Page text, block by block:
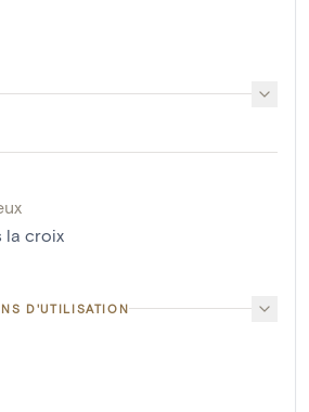
la croix
D'UTILISATION